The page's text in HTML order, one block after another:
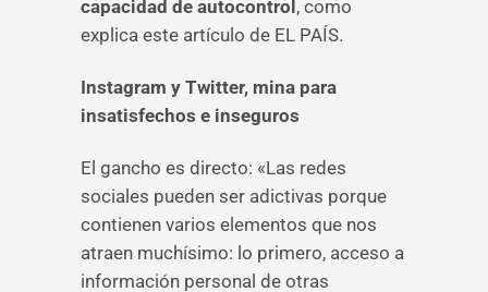
capacidad de autocontrol , como
explica este artículo de EL PAÍS.
Instagram y Twitter, mina para
insatisfechos e inseguros
El gancho es directo: «Las redes
sociales pueden ser adictivas porque
contienen varios elementos que nos
atraen muchísimo: lo primero, acceso a
información personal de otras